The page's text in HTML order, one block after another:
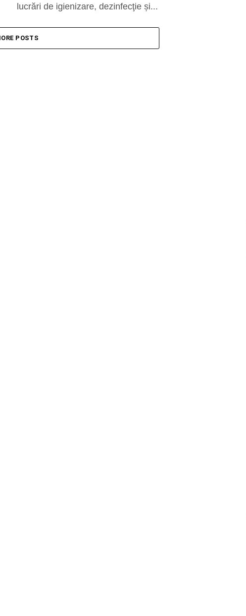
lucrări de igienizare, dezinfecţie și...
POSTS